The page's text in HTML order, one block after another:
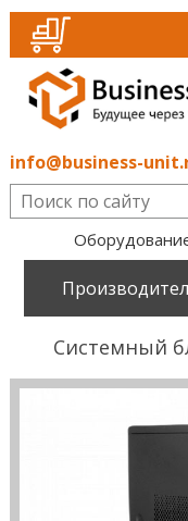
info@business-
Системный